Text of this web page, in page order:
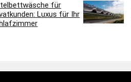
für
Luxus für Ihr